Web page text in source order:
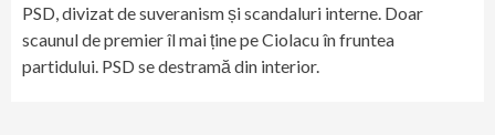
PSD, divizat de suveranism și scandaluri interne. Doar
scaunul de premier îl mai ține pe Ciolacu în fruntea
partidului. PSD se destramă din interior.